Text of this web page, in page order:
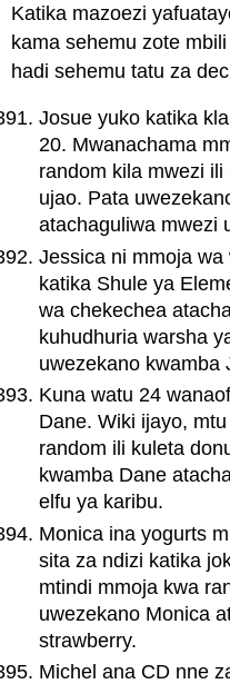
Katika mazoezi
kama sehemu zote
hadi sehemu tatu za
Josue yuko katika
20. Mwanachama
random kila mwezi
ujao. Pata
atachaguliwa mwezi
Jessica ni mmoja
katika Shule ya
wa chekechea
kuhudhuria warsha
uwezekano kwamba
Kuna watu 24
Dane. Wiki ijayo,
random ili kuleta
kwamba Dane
elfu ya karibu.
Monica ina yogurts
sita za ndizi katika
mtindi mmoja kwa
uwezekano Monica
strawberry.
Michel ana CD nne